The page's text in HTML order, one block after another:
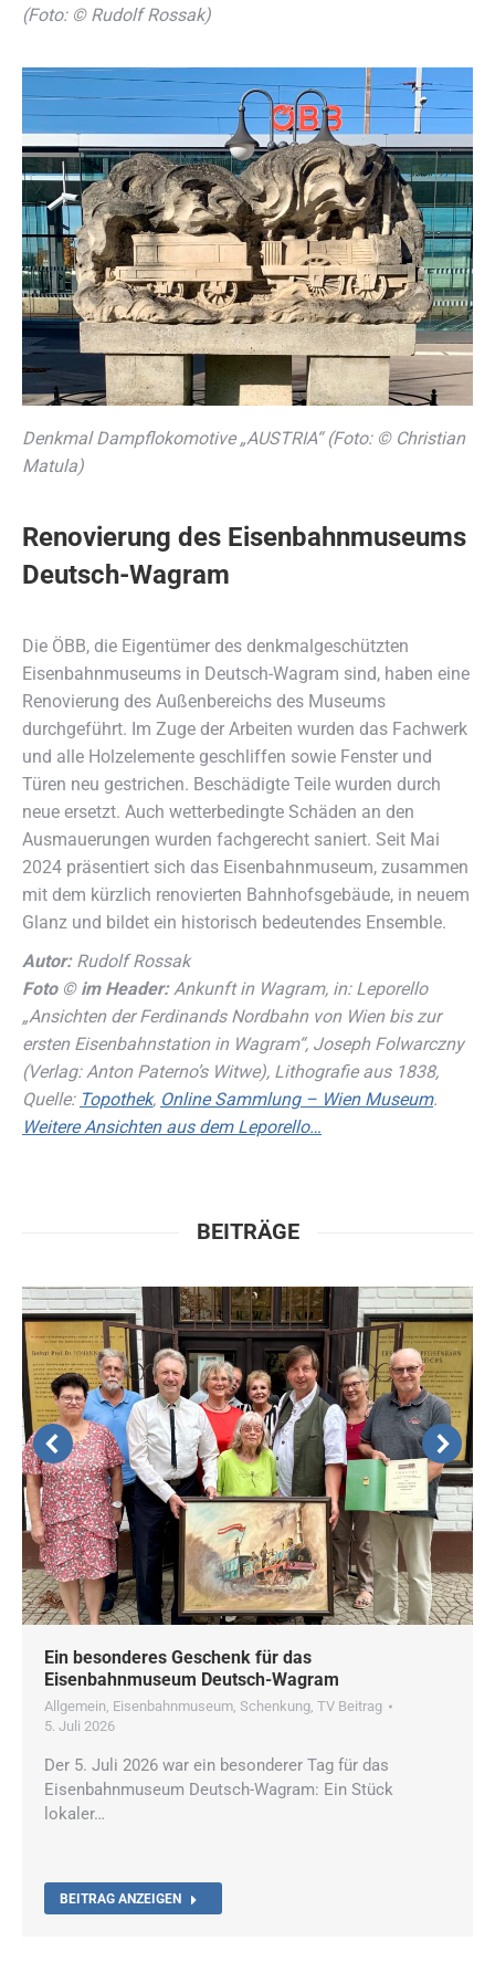
(Foto: © Rudolf Rossak)
Denkmal Dampflokomotive „AUSTRIA“ (Foto: © Christian
Matula)
Renovierung des Eisenbahnmuseums
Deutsch-Wagram
Die ÖBB, die Eigentümer des denkmalgeschützten
Eisenbahnmuseums in Deutsch-Wagram sind, haben eine
Renovierung des Außenbereichs des Museums
durchgeführt. Im Zuge der Arbeiten wurden das Fachwerk
und alle Holzelemente geschliffen sowie Fenster und
Türen neu gestrichen. Beschädigte Teile wurden durch
neue ersetzt. Auch wetterbedingte Schäden an den
Ausmauerungen wurden fachgerecht saniert. Seit Mai
2024 präsentiert sich das Eisenbahnmuseum, zusammen
mit dem kürzlich renovierten Bahnhofsgebäude, in neuem
Glanz und bildet ein historisch bedeutendes Ensemble.
Autor:Rudolf Rossak
Foto © im Header:Ankunft in Wagram, in: Leporello
„Ansichten der Ferdinands Nordbahn von Wien bis zur
ersten Eisenbahnstation in Wagram“, Joseph Folwarczny
(Verlag: Anton Paterno’s Witwe), Lithografie aus 1838,
Quelle: Topothek, Online Sammlung – Wien Museum.
Weitere Ansichten aus dem Leporello…
BEITRÄGE
Ein besonderes Geschenk für das
Eisenbahnmuseum Deutsch-Wagram
Allgemein, Eisenbahnmuseum, Schenkung, TV Beitrag
5. Juli 2026
Der 5. Juli 2026 war ein besonderer Tag für das
Eisenbahnmuseum Deutsch-Wagram: Ein Stück
lokaler…
BEITRAG ANZEIGEN